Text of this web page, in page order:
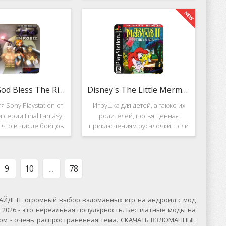
Вышло ещё 2
вертолётом и
Несмотря на то, что эти 2 игры
создавались разными людьми,
Darkstone имеет общие
Ehrgeiz: God Bless The Ring
Sony Playstation от
серии Final Fantasy.
что в числе бойцов
персонажи из
Ring для PS1
Disney's The Little Mermaid 2
Игрушка для детей, а также их
родителей, посвящённая
приключениям русалочки. Если
кто не знает, то её зовут Ариэль
9 10 ... 78
огромный выбор взломанных игр на андроид с мод
- это нереальная популярность. Бесплатные моды на
- очень распространенная тема. СКАЧАТЬ ВЗЛОМАННЫЕ